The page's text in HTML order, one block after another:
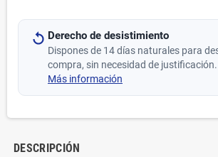
Derecho de desistimiento
Dispones de 14 días naturales para
compra, sin necesidad de justificación.
Más información
DESCRIPCIÓN